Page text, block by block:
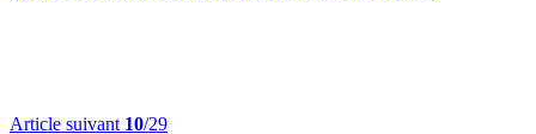
Article suivant 10/29